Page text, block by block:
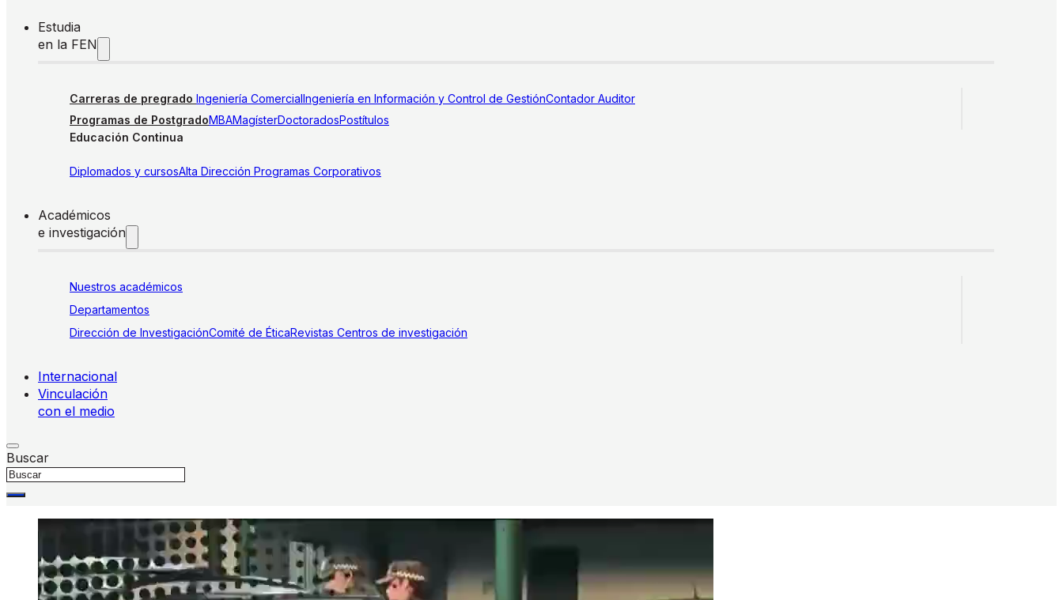
Estudia
en la FEN
Carreras de pregrado Ingeniería ComercialIngeniería en Información y Control de GestiónContador Auditor
Programas de PostgradoMBAMagísterDoctoradosPostítulos
Educación Continua
Diplomados y cursosAlta Dirección Programas Corporativos
Académicos
e investigación
Nuestros académicos
Departamentos
Dirección de InvestigaciónComité de ÉticaRevistas Centros de investigación
Internacional
Vinculación
con el medio
Buscar